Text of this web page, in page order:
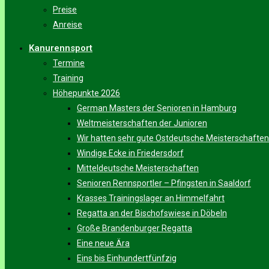
Preise
Anreise
Kanurennsport
Termine
Training
Höhepunkte 2026
German Masters der Senioren in Hamburg
Weltmeisterschaften der Junioren
Wir hatten sehr gute Ostdeutsche
Windige Ecke in Friedersdorf
Mitteldeutsche Meisterschaften
Senioren Rennsportler – Pfingsten in Saaldorf
Krasses Trainingslager an Himmelfahrt
Regatta an der Bischofswiese in Döbeln
Große Brandenburger Regatta
Eine neue Ära
Eins bis Einhundertfünfzig